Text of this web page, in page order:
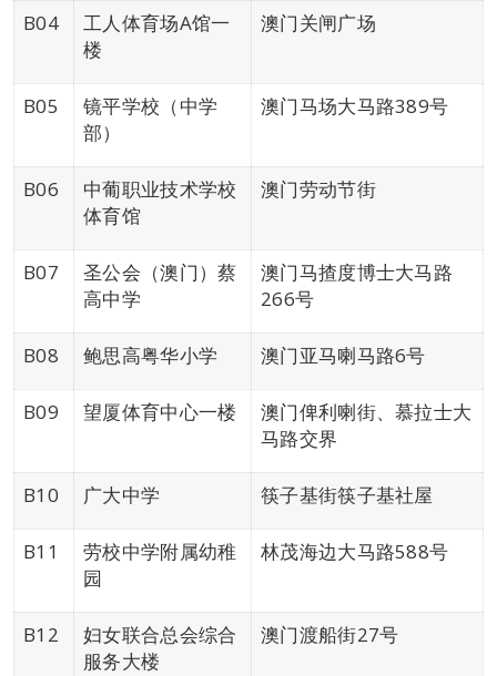
B04
工人体育场A馆一
楼
澳门关闸广场
B05
镜平学校（中学
部）
澳门马场大马路389号
B06
中葡职业技术学校
体育馆
澳门劳动节街
B07
圣公会（澳门）蔡
高中学
澳门马揸度博士大马路
266号
B08 鲍思高粤华小学 澳门亚马喇马路6号
B09 望厦体育中心一楼
澳门俾利喇街、慕拉士大
马路交界
B10 广大中学 筷子基街筷子基社屋
B11
劳校中学附属幼稚
园
林茂海边大马路588号
B12
妇女联合总会综合
服务大楼
澳门渡船街27号